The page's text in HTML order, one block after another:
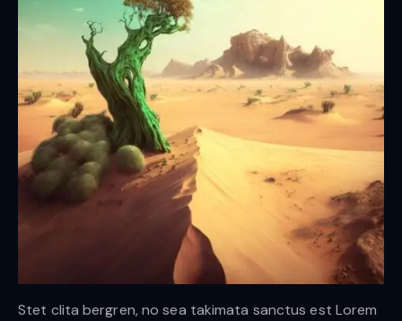
Stet clita bergren, no sea takimata sanctus est Lorem